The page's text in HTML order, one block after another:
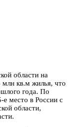
области на
кв.м жилья, что
года. По
е место в России с
области,